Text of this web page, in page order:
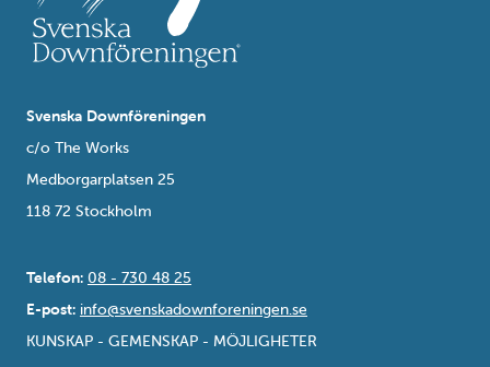
Svenska Downföreningen
c/o The Works
Medborgarplatsen 25
118 72 Stockholm
Telefon: 08 - 730 48 25
E-post: info@svenskadownforeningen.se
KUNSKAP - GEMENSKAP - MÖJLIGHETER